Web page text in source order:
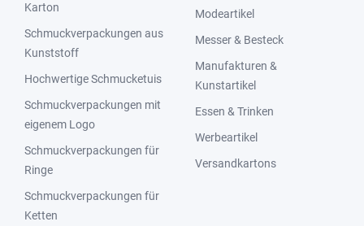
Karton
Schmuckverpackungen aus
Kunststoff
Hochwertige Schmucketuis
Schmuckverpackungen mit
eigenem Logo
Schmuckverpackungen für
Ringe
Schmuckverpackungen für
Ketten
Modeartikel
Messer & Besteck
Manufakturen &
Kunstartikel
Essen & Trinken
Werbeartikel
Versandkartons